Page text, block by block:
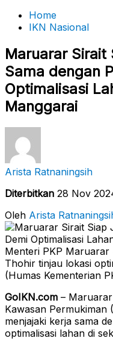
Home
IKN Nasional
Maruarar Sirait
Sama dengan
Optimalisasi
Manggarai
Arista Ratnaningsih
Diterbitkan 28 Nov
Oleh Arista
Menteri PKP
Thohir tinjau lokasi
(Humas Kementerian
GoIKN.com –
Kawasan
menjajaki kerja sama
optimalisasi lahan di